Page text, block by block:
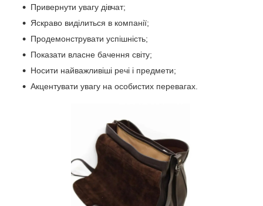
Привернути увагу дівчат;
Яскраво виділиться в компанії;
Продемонструвати успішність;
Показати власне бачення світу;
Носити найважливіші речі і предмети;
Акцентувати увагу на особистих перевагах.